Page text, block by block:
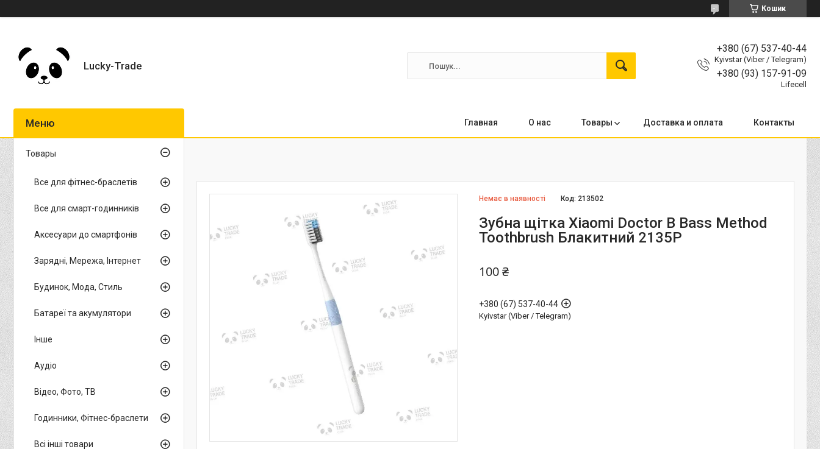
Кошик
Lucky-Trade
+380 (67) 537-40-44
Kyivstar (Viber / Telegram)
+380 (93) 157-91-09
Lifecell
Главная О нас Товары Доставка и оплата Контакты
Немає в наявності Код: 213502
Зубна щітка Xiaomi Doctor B Bass Method
Toothbrush Блакитний 2135P
100 ₴
+380 (67) 537-40-44
Kyivstar (Viber / Telegram)
Товары
Все для фітнес-браслетів
Все для смарт-годинників
Аксесуари до смартфонів
Зарядні, Мережа, Інтернет
Будинок, Мода, Стиль
Батареї та акумулятори
Інше
Аудіо
Відео, Фото, ТВ
Годинники, Фітнес-браслети
Всі інші товари